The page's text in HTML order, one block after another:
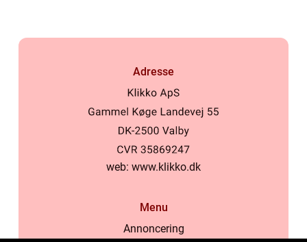
Adresse
web: www.klikko.dk
Menu
Annoncering